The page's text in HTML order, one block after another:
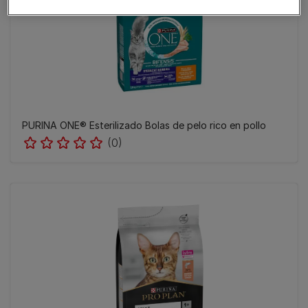
PURINA ONE® Esterilizado Bolas de pelo rico en pollo
(0)